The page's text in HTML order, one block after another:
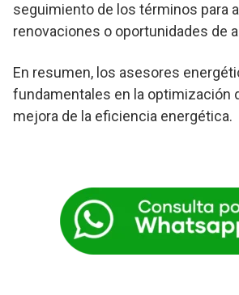
seguimiento de los términos para
renovaciones o oportunidades de
En resumen, los asesores
fundamentales en la optimización
mejora de la eficiencia energética.